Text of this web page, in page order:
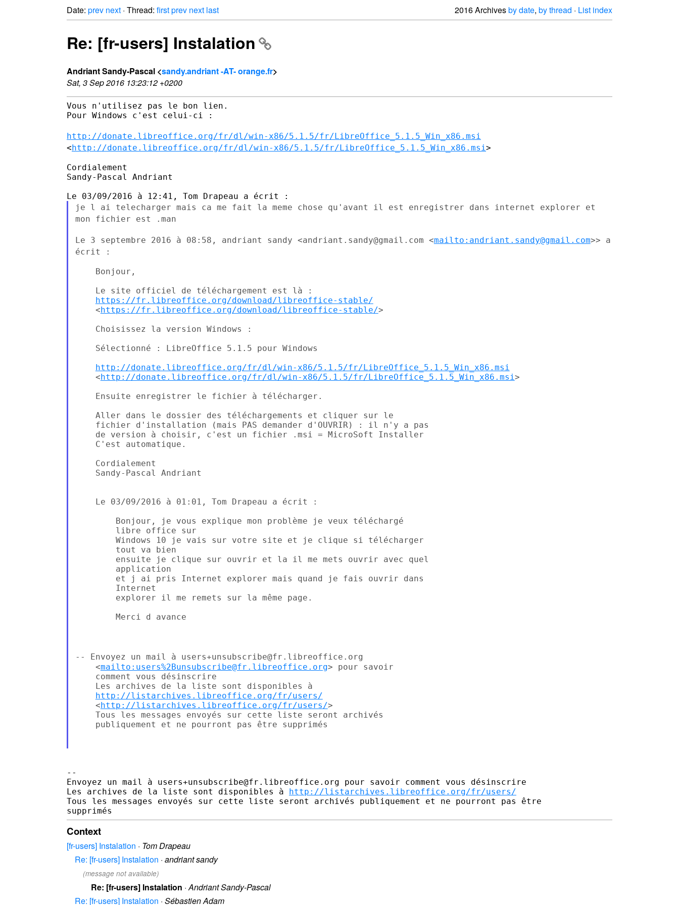
Date: prev next · Thread: firstprev next last 2016 Archivesby date, by thread · List index
Re: [fr-users] Instalation
Andriant Sandy-Pascal <sandy.andriant -AT- orange.fr>
Sat, 3 Sep 2016 13:23:12 +0200
Vous n'utilisez pas le bon lien.
Pour Windows c'est celui-ci :
http://donate.libreoffice.org/fr/dl/win-x86/5.1.5/fr/LibreOffice_5.1.5_Win_x86.msi
<http://donate.libreoffice.org/fr/dl/win-x86/5.1.5/fr/LibreOffice_5.1.5_Win_x86.msi>
Cordialement
Sandy-Pascal Andriant
je l ai telecharger mais ca me fait la meme chose qu'avant il est enregistrer dans internet explorer et
mon fichier est .man
Le 3 septembre 2016 à 08:58, andriant sandy <andriant.sandy@gmail.com <mailto:andriant.sandy@gmail.com>> a
écrit :
    Bonjour,
    Le site officiel de téléchargement est là :
https://fr.libreoffice.org/download/libreoffice-stable/
    <
https://fr.libreoffice.org/download/libreoffice-stable/>
    Choisissez la version Windows :
    Sélectionné : LibreOffice 5.1.5 pour Windows
http://donate.libreoffice.org/fr/dl/win-x86/5.1.5/fr/LibreOffice_5.1.5_Win_x86.msi
    <
http://donate.libreoffice.org/fr/dl/win-x86/5.1.5/fr/LibreOffice_5.1.5_Win_x86.msi>
    Ensuite enregistrer le fichier à télécharger.
    Aller dans le dossier des téléchargements et cliquer sur le
    fichier d'installation (mais PAS demander d'OUVRIR) : il n'y a pas
    de version à choisir, c'est un fichier .msi = MicroSoft Installer
    C'est automatique.
    Cordialement
    Sandy-Pascal Andriant
    Le 03/09/2016 à 01:01, Tom Drapeau a écrit :
        Bonjour, je vous explique mon problème je veux téléchargé
        libre office sur
        Windows 10 je vais sur votre site et je clique si télécharger
        tout va bien
        ensuite je clique sur ouvrir et la il me mets ouvrir avec quel
        application
        et j ai pris Internet explorer mais quand je fais ouvrir dans
        Internet
        explorer il me remets sur la même page.
        Merci d avance
-- Envoyez un mail à users+unsubscribe@fr.libreoffice.org
    <
mailto:users%2Bunsubscribe@fr.libreoffice.org> pour savoir
    comment vous désinscrire
    Les archives de la liste sont disponibles à
http://listarchives.libreoffice.org/fr/users/
    <
http://listarchives.libreoffice.org/fr/users/>
    Tous les messages envoyés sur cette liste seront archivés
    publiquement et ne pourront pas être supprimés
--
Envoyez un mail à users+unsubscribe@fr.libreoffice.org pour savoir comment vous désinscrire
Les archives de la liste sont disponibles à http://listarchives.libreoffice.org/fr/users/
Tous les messages envoyés sur cette liste seront archivés publiquement et ne pourront pas être
Context
[fr-users] Instalation · Tom Drapeau
Re: [fr-users] Instalation · andriant sandy
(message not available)
Re: [fr-users] Instalation ·Andriant Sandy-Pascal
Re: [fr-users] Instalation · Sébastien Adam